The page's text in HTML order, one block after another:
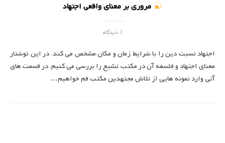
مروری بر معنای واقعی اجتهاد
۱ دیدگاه
اجتهاد نسبت دین را با شرایط زمان و مکان مشخص می کند. در این نوشتار
معنای اجتهاد و فلسفه آن در مکتب تشیع را بررسی می کنیم. در قسمت های
آتی وارد نمونه هایی از تلاش مجتهدین مکتب قم خواهیم…